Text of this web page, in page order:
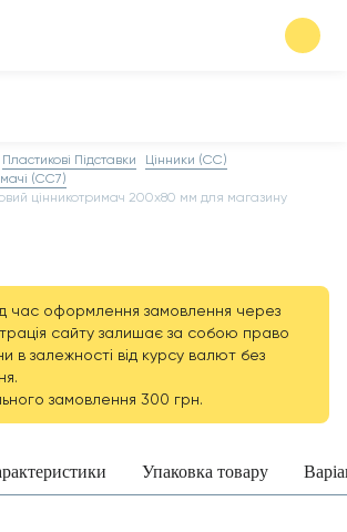
Пластикові Підставки
Цінники (СС)
(СС7)
цінникотримач 200х80 мм для магазину
час оформлення замовлення через
сайту залишає за собою право
в залежності від курсу валют без
замовлення 300 грн.
Упаковка товару